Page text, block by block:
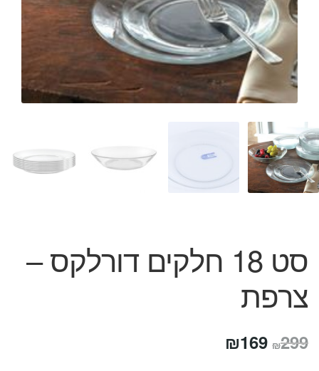
המותגים שלנו
חגים
מתנות לחנוכת בית
מתנות למטבח
מתכונים שלכם
מאמרים
עגלת קניות
תשלום
סט 18 חלקים דורלקס –
צרפת
₪299 המחיר
₪169